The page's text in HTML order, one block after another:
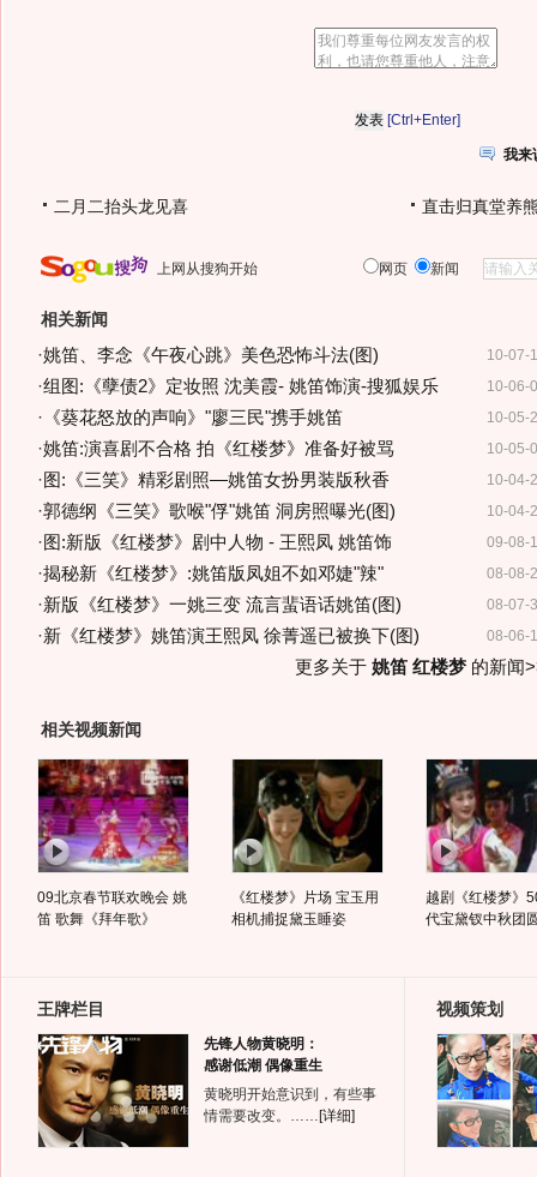
[Ctrl+Enter]
我来
二月二抬头龙见喜 直击归真堂养
上网从搜狗开始 网页 新闻
相关新闻
10-07-
·姚笛、李念《午夜心跳》美色恐怖斗法(图)
10-06-
·组图:《孽债2》定妆照 沈美霞- 姚笛饰演-搜狐娱乐
10-05-
· 《葵花怒放的声响》"廖三民"携手姚笛
10-05-
·姚笛:演喜剧不合格 拍《红楼梦》准备好被骂
10-04-
· 图:《三笑》精彩剧照—姚笛女扮男装版秋香
10-04-
·郭德纲《三笑》歌喉"俘"姚笛 洞房照曝光(图)
09-08-
· 图:新版《红楼梦》剧中人物 - 王熙凤 姚笛饰
08-08-
·揭秘新《红楼梦》:姚笛版凤姐不如邓婕"辣"
08-07-
·新版《红楼梦》一姚三变 流言蜚语话姚笛(图)
08-06-
·新《红楼梦》姚笛演王熙凤 徐菁遥已被换下(图)
更多关于 姚笛 红楼梦的新闻
相关视频新闻
09北京春节联欢晚会 姚
笛 歌舞《拜年歌》
《红楼梦》片场 宝玉用
相机捕捉黛玉睡姿
越剧《红楼梦》
代宝黛钗中秋团
王牌栏目
先锋人物黄晓明：
感谢低潮 偶像重生
黄晓明开始意识到，有些事
情需要改变。…… [详细]
视频策划